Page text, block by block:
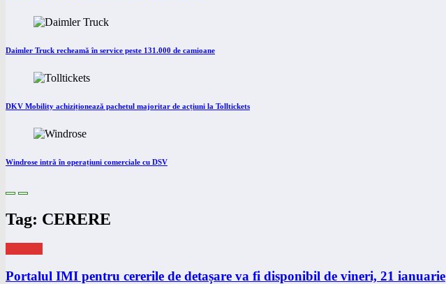
Daimler Truck recheamă în service peste 131.000 de camioane
DKV Mobility achiziționează pachetul majoritar de acțiuni la Tolltickets
Windrose intră în operațiuni comerciale cu DSV
Tag: CERERE
Portalul IMI pentru cererile de detașare va fi disponibil de vineri, 21 ianuarie